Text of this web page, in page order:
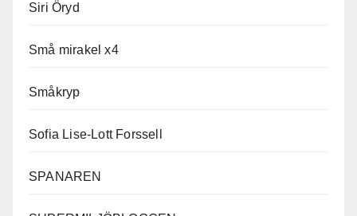
Siri Öryd
Små mirakel x4
Småkryp
Sofia Lise-Lott Forssell
SPANAREN